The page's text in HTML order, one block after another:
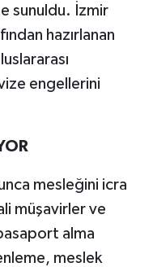
sunuldu. İzmir
hazırlanan
engellerini
mesleğini icra
müşavirler ve
alma
meslek